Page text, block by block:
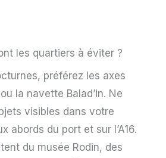
préférez les axes
la navette Balad’in. Ne
visibles dans votre
abords du port et sur l’A16.
du musée Rodin, des